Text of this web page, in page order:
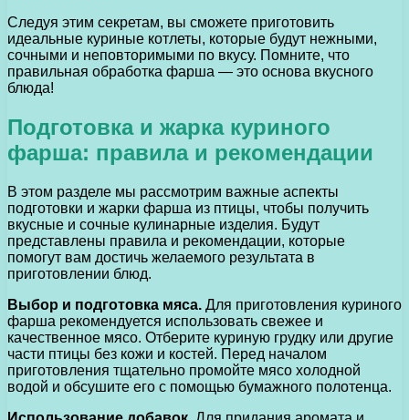
Следуя этим секретам, вы сможете приготовить
идеальные куриные котлеты, которые будут нежными,
сочными и неповторимыми по вкусу. Помните, что
правильная обработка фарша — это основа вкусного
блюда!
Подготовка и жарка куриного
фарша: правила и рекомендации
В этом разделе мы рассмотрим важные аспекты
подготовки и жарки фарша из птицы, чтобы получить
вкусные и сочные кулинарные изделия. Будут
представлены правила и рекомендации, которые
помогут вам достичь желаемого результата в
приготовлении блюд.
Выбор и подготовка мяса. Для приготовления куриного
фарша рекомендуется использовать свежее и
качественное мясо. Отберите куриную грудку или другие
части птицы без кожи и костей. Перед началом
приготовления тщательно промойте мясо холодной
водой и обсушите его с помощью бумажного полотенца.